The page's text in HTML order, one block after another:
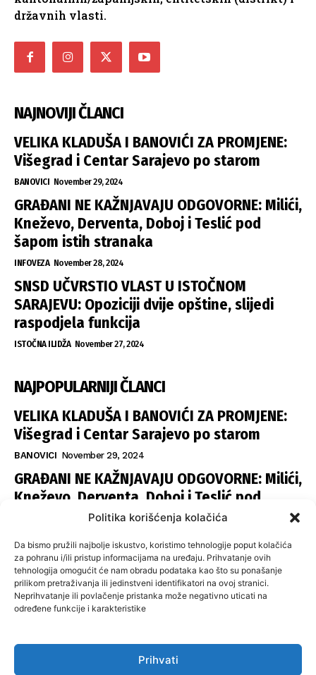
Politika korišćenja kolačića
Da bismo pružili najbolje iskustvo, koristimo tehnologije poput kolačića
za pohranu i/ili pristup informacijama na uređaju. Prihvatanje ovih
tehnologija omogućit će nam obradu podataka kao što su ponašanje
prilikom pretraživanja ili jedinstveni identifikatori na ovoj stranici.
Neprihvatanje ili povlačenje pristanka može negativno uticati na
određene funkcije i karakteristike
Prihvati
državnih vlasti.
NAJNOVIJI ČLANCI
VELIKA KLADUŠA I BANOVIĆI ZA PROMJENE:
Višegrad i Centar Sarajevo po starom
BANOVICI November 29, 2024
GRAĐANI NE KAŽNJAVAJU ODGOVORNE: Milići,
Kneževo, Derventa, Doboj i Teslić pod
šapom istih stranaka
INFOVEZA November 28, 2024
SNSD UČVRSTIO VLAST U ISTOČNOM
SARAJEVU: Opoziciji dvije opštine, slijedi
raspodjela funkcija
ISTOČNA ILIDŽA November 27, 2024
NAJPOPULARNIJI ČLANCI
VELIKA KLADUŠA I BANOVIĆI ZA PROMJENE:
Višegrad i Centar Sarajevo po starom
BANOVICI November 29, 2024
GRAĐANI NE KAŽNJAVAJU ODGOVORNE: Milići,
Kneževo, Derventa, Doboj i Teslić pod
šapom istih stranaka
SNSD UČVRSTIO VLAST U ISTOČNOM
SARAJEVU: Opoziciji dvije opštine, slijedi
raspodjela funkcija